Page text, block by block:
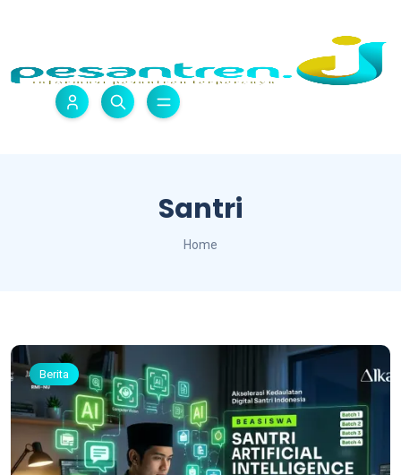
Santri
Home
Berita